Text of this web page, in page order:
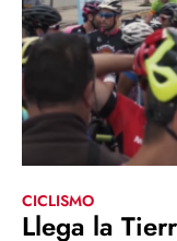
CICLISMO
Llega la